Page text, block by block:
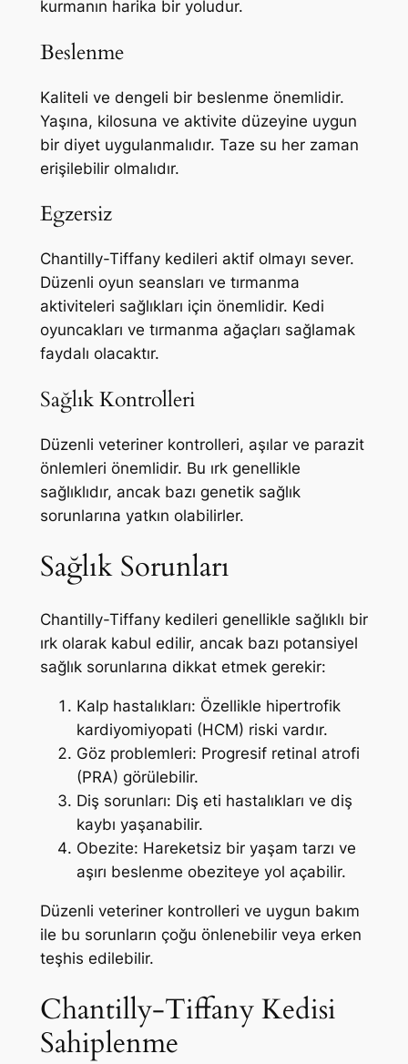
kurmanın harika bir yoludur.
Beslenme
Kaliteli ve dengeli bir beslenme önemlidir.
Yaşına, kilosuna ve aktivite düzeyine uygun
bir diyet uygulanmalıdır. Taze su her zaman
erişilebilir olmalıdır.
Egzersiz
Chantilly-Tiffany kedileri aktif olmayı sever.
Düzenli oyun seansları ve tırmanma
aktiviteleri sağlıkları için önemlidir. Kedi
oyuncakları ve tırmanma ağaçları sağlamak
faydalı olacaktır.
Sağlık Kontrolleri
Düzenli veteriner kontrolleri, aşılar ve parazit
önlemleri önemlidir. Bu ırk genellikle
sağlıklıdır, ancak bazı genetik sağlık
sorunlarına yatkın olabilirler.
Sağlık Sorunları
Chantilly-Tiffany kedileri genellikle sağlıklı bir
ırk olarak kabul edilir, ancak bazı potansiyel
sağlık sorunlarına dikkat etmek gerekir:
Kalp hastalıkları: Özellikle hipertrofik
kardiyomiyopati (HCM) riski vardır.
Göz problemleri: Progresif retinal atrofi
(PRA) görülebilir.
Diş sorunları: Diş eti hastalıkları ve diş
kaybı yaşanabilir.
Obezite: Hareketsiz bir yaşam tarzı ve
aşırı beslenme obeziteye yol açabilir.
Düzenli veteriner kontrolleri ve uygun bakım
ile bu sorunların çoğu önlenebilir veya erken
teşhis edilebilir.
Chantilly-Tiffany Kedisi
Sahiplenme